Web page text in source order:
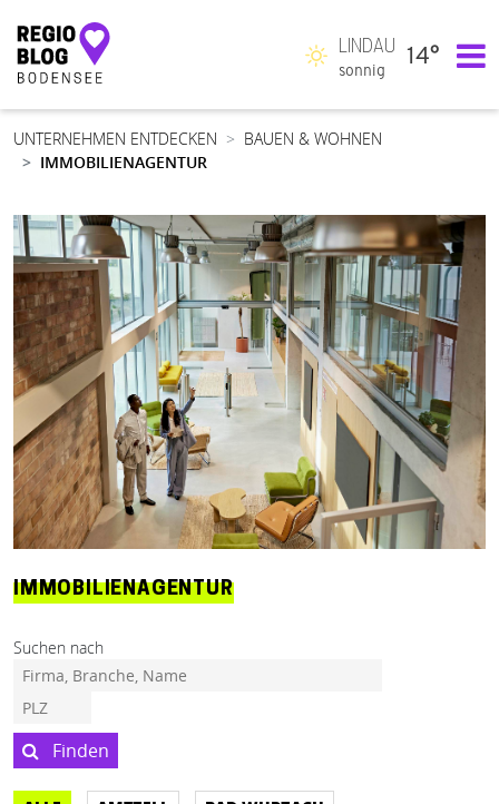
Hauptnavigation
LINDAU
sonnig
14°
UNTERNEHMEN ENTDECKEN
BAUEN & WOHNEN
IMMOBILIENAGENTUR
IMMOBILIENAGENTUR
Suchen nach
Finden